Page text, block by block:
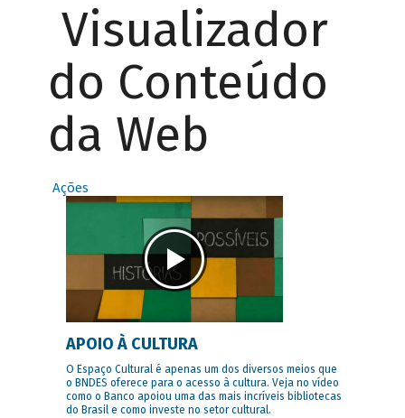
Visualizador
do Conteúdo
da Web
Ações
APOIO À CULTURA
O Espaço Cultural é apenas um dos diversos meios que
o BNDES oferece para o acesso à cultura. Veja no vídeo
como o Banco apoiou uma das mais incríveis bibliotecas
do Brasil e como investe no setor cultural.